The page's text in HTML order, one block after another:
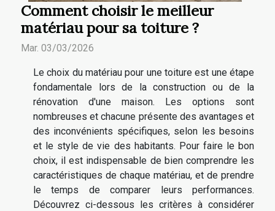
Comment choisir le meilleur
matériau pour sa toiture ?
Mar. 03/03/2026
Le choix du matériau pour une toiture est une étape
fondamentale lors de la construction ou de la
rénovation d'une maison. Les options sont
nombreuses et chacune présente des avantages et
des inconvénients spécifiques, selon les besoins
et le style de vie des habitants. Pour faire le bon
choix, il est indispensable de bien comprendre les
caractéristiques de chaque matériau, et de prendre
le temps de comparer leurs performances.
Découvrez ci-dessous les critères à considérer